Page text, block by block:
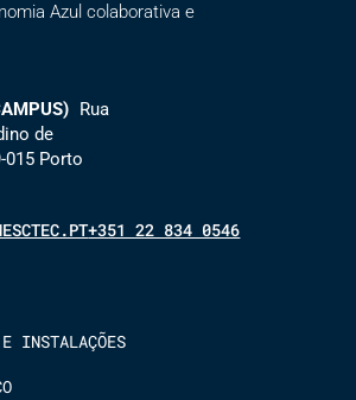
Azul colaborativa e
Rua
de
015 Porto
+351 22 834 0546
INSTALAÇÕES